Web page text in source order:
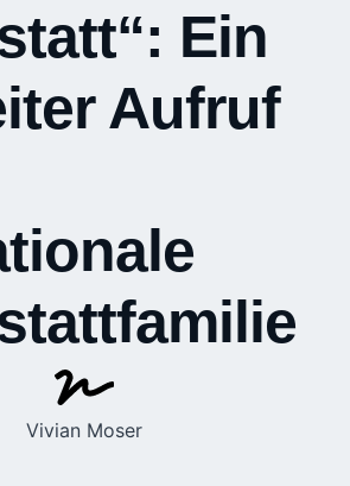
Ein
Aufruf
Vivian Moser